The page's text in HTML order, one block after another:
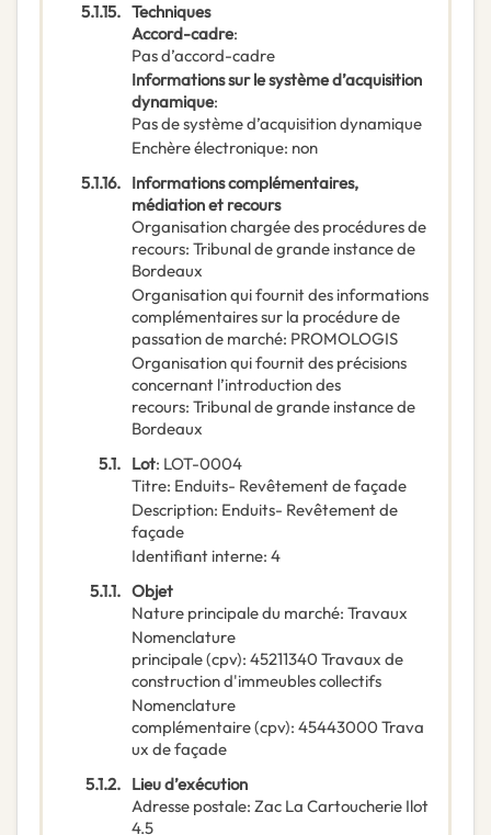
5.1.15. Techniques
Accord-cadre:
Pas d’accord-cadre
Informations sur le système d’acquisition
dynamique:
Pas de système d’acquisition dynamique
Enchère électronique: non
5.1.16. Informations complémentaires,
médiation et recours
Organisation chargée des procédures de
recours: Tribunal de grande instance de
Bordeaux
Organisation qui fournit des informations
complémentaires sur la procédure de
passation de marché: PROMOLOGIS
Organisation qui fournit des précisions
concernant l’introduction des
recours: Tribunal de grande instance de
Bordeaux
5.1. Lot: LOT-0004
Titre: Enduits- Revêtement de façade
Description: Enduits- Revêtement de
façade
Identifiant interne: 4
5.1.1. Objet
Nature principale du marché: Travaux
Nomenclature
principale(cpv): 45211340 Travaux de
construction d'immeubles collectifs
Nomenclature
complémentaire(cpv): 45443000 Trava
ux de façade
5.1.2. Lieu d’exécution
Adresse postale: Zac La Cartoucherie Ilot
4.5